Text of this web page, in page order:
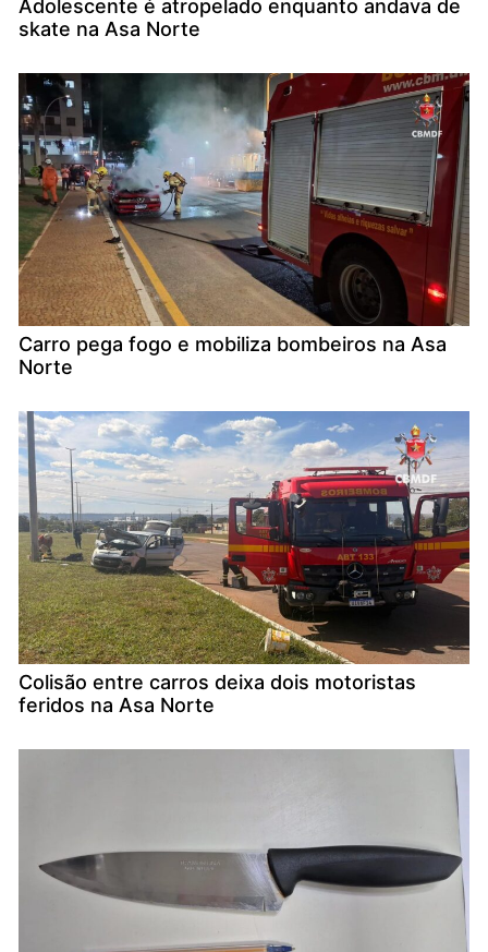
Adolescente é atropelado enquanto andava de
skate na Asa Norte
Carro pega fogo e mobiliza bombeiros na Asa
Norte
Colisão entre carros deixa dois motoristas
feridos na Asa Norte